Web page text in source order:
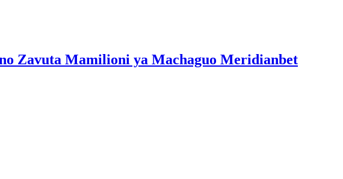
Zavuta Mamilioni ya Machaguo Meridianbet